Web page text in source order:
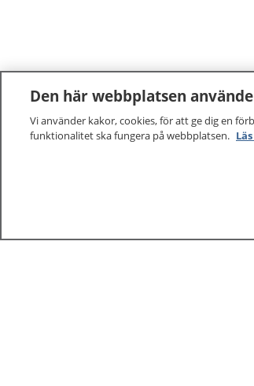
Den här webbplatsen
Vi använder kakor, cookies, för att ge dig en
funktionalitet ska fungera på webbplatsen.